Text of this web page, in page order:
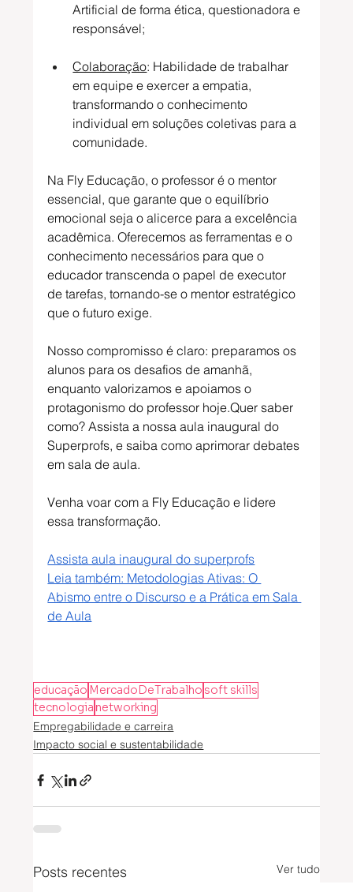
Artificial de forma ética, questionadora e
responsável;
Colaboração: Habilidade de trabalhar
em equipe e exercer a empatia,
transformando o conhecimento
individual em soluções coletivas para a
comunidade.
Na Fly Educação, o professor é o mentor
essencial, que garante que o equilíbrio
emocional seja o alicerce para a excelência
acadêmica. Oferecemos as ferramentas e o
conhecimento necessários para que o
educador transcenda o papel de executor
de tarefas, tornando-se o mentor estratégico
que o futuro exige.
Nosso compromisso é claro: preparamos os
alunos para os desafios de amanhã,
enquanto valorizamos e apoiamos o
protagonismo do professor hoje.Quer saber
como? Assista a nossa aula inaugural do
Superprofs, e saiba como aprimorar debates
em sala de aula.
Venha voar com a Fly Educação e lidere
essa transformação.
Assista aula inaugural do superprofs
Leia também: Metodologias Ativas: O
Abismo entre o Discurso e a Prática em Sala
de Aula
educação MercadoDeTrabalho soft skills
tecnologia networking
Empregabilidade e carreira
Impacto social e sustentabilidade
Posts recentes Ver tudo